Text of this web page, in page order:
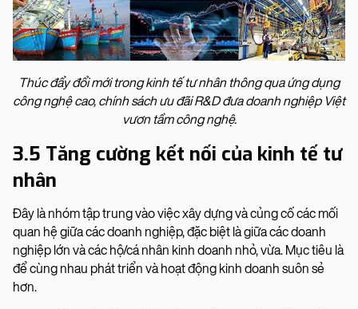
Thúc đẩy đổi mới trong kinh tế tư nhân thông qua ứng dụng
công nghệ cao, chính sách ưu đãi R&D đưa doanh nghiệp Việt
vươn tầm công nghệ.
3.5 Tăng cường kết nối của kinh tế tư
nhân
Đây là nhóm tập trung vào việc xây dựng và củng cố các mối
quan hệ giữa các doanh nghiệp, đặc biệt là giữa các doanh
nghiệp lớn và các hộ/cá nhân kinh doanh nhỏ, vừa. Mục tiêu là
để cùng nhau phát triển và hoạt động kinh doanh suôn sẻ
hơn.